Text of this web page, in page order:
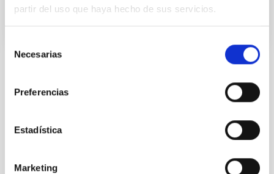
partir del uso que haya hecho de sus servicios.
Necesarias
Preferencias
Estadística
Marketing
Desde el IAC siempre
estamos buscando gente